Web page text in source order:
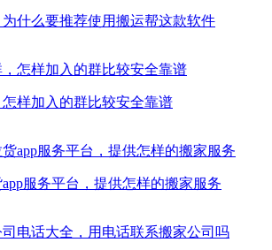
什么要推荐使用搬运帮这款软件
样加入的群比较安全靠谱
服务平台，提供怎样的搬家服务